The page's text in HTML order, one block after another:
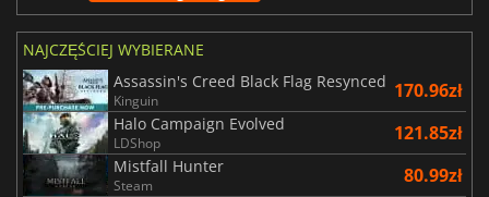
NAJCZĘŚCIEJ WYBIERANE
Assassin's Creed Black Flag Resynced
Kinguin 170.96zł
Halo Campaign Evolved
LDShop 121.85zł
Mistfall Hunter
Steam 80.99zł